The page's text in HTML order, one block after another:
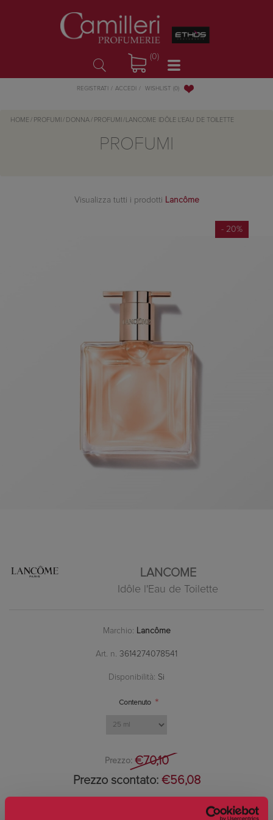
(0)
REGISTRATI ACCEDI WISHLIST (0)
HOME / PROFUMI / DONNA / PROFUMI / LANCOME IDÔLE L'EAU DE TOILETTE
PROFUMI
Visualizza tutti i prodotti Lancôme
- 20%
LANCOME
Idôle l'Eau de Toilette
Marchio: Lancôme
Art. n. 3614274078541
Disponibilità: Si
Contenuto *
Prezzo: €70,10
Prezzo scontato: €56,08